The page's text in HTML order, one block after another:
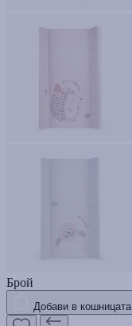
Брой
Добави в кошницата